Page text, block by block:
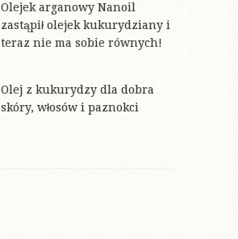
Olejek arganowy Nanoil
zastąpił olejek kukurydziany i
teraz nie ma sobie równych!
Olej z kukurydzy dla dobra
skóry, włosów i paznokci